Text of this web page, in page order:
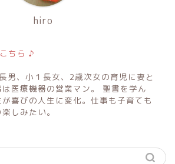
hiro
ちら ♪
男、小１長女、2歳次女の育児に妻と
医療機器の営業マン。 聖書を学ん
喜びの人生に変化。仕事も子育ても
しみたい。